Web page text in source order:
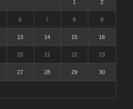
1 2
6 7 8 9
13 14 15 16
20 21 22 23
27 28 29 30